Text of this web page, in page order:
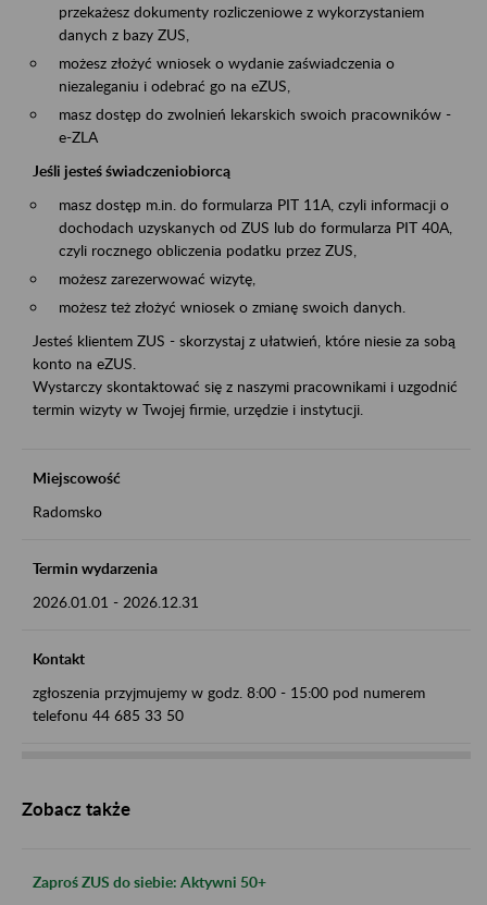
przekażesz dokumenty rozliczeniowe z wykorzystaniem
danych z bazy ZUS,
możesz złożyć wniosek o wydanie zaświadczenia o
niezaleganiu i odebrać go na eZUS,
masz dostęp do zwolnień lekarskich swoich pracowników -
e-ZLA
Jeśli jesteś świadczeniobiorcą
masz dostęp m.in. do formularza PIT 11A, czyli informacji o
dochodach uzyskanych od ZUS lub do formularza PIT 40A,
czyli rocznego obliczenia podatku przez ZUS,
możesz zarezerwować wizytę,
możesz też złożyć wniosek o zmianę swoich danych.
Jesteś klientem ZUS - skorzystaj z ułatwień, które niesie za sobą
konto na eZUS.
Wystarczy skontaktować się z naszymi pracownikami i uzgodnić
termin wizyty w Twojej firmie, urzędzie i instytucji.
Miejscowość
Radomsko
Termin wydarzenia
2026.01.01 - 2026.12.31
Kontakt
zgłoszenia przyjmujemy w godz. 8:00 - 15:00 pod numerem
telefonu 44 685 33 50
Zobacz także
Zaproś ZUS do siebie: Aktywni 50+